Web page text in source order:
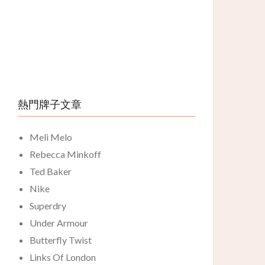
熱門牌子文章
Meli Melo
Rebecca Minkoff
Ted Baker
Nike
Superdry
Under Armour
Butterfly Twist
Links Of London